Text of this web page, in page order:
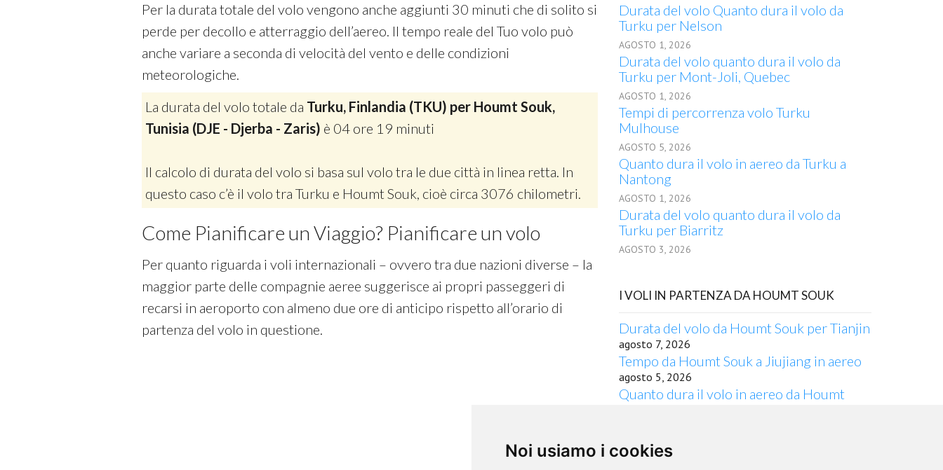
Noi usiamo i cookies
Per la durata totale del volo vengono anche aggiunti 30 minuti che di solito si
perde per decollo e atterraggio dell’aereo. Il tempo reale del Tuo volo può
anche variare a seconda di velocità del vento e delle condizioni
meteorologiche.
La durata del volo totale da Turku, Finlandia (TKU) per Houmt Souk,
Tunisia (DJE - Djerba - Zaris) è 04 ore 19 minuti
Il calcolo di durata del volo si basa sul volo tra le due città in linea retta. In
questo caso c’è il volo tra Turku e Houmt Souk, cioè circa 3076 chilometri.
Come Pianificare un Viaggio? Pianificare un volo
Per quanto riguarda i voli internazionali – ovvero tra due nazioni diverse – la
maggior parte delle compagnie aeree suggerisce ai propri passeggeri di
recarsi in aeroporto con almeno due ore di anticipo rispetto all’orario di
partenza del volo in questione.
Durata del volo Quanto dura il volo da
Turku per Nelson
AGOSTO 1, 2026
Durata del volo quanto dura il volo da
Turku per Mont-Joli, Quebec
AGOSTO 1, 2026
Tempi di percorrenza volo Turku
Mulhouse
AGOSTO 5, 2026
Quanto dura il volo in aereo da Turku a
Nantong
AGOSTO 1, 2026
Durata del volo quanto dura il volo da
Turku per Biarritz
AGOSTO 3, 2026
I VOLI IN PARTENZA DA HOUMT SOUK
Durata del volo da Houmt Souk per Tianjin
agosto 7, 2026
Tempo da Houmt Souk a Jiujiang in aereo
agosto 5, 2026
Quanto dura il volo in aereo da Houmt
Quante ore di volo occorrono da Houmt
Souk a Sao Jose do Rio Preto?